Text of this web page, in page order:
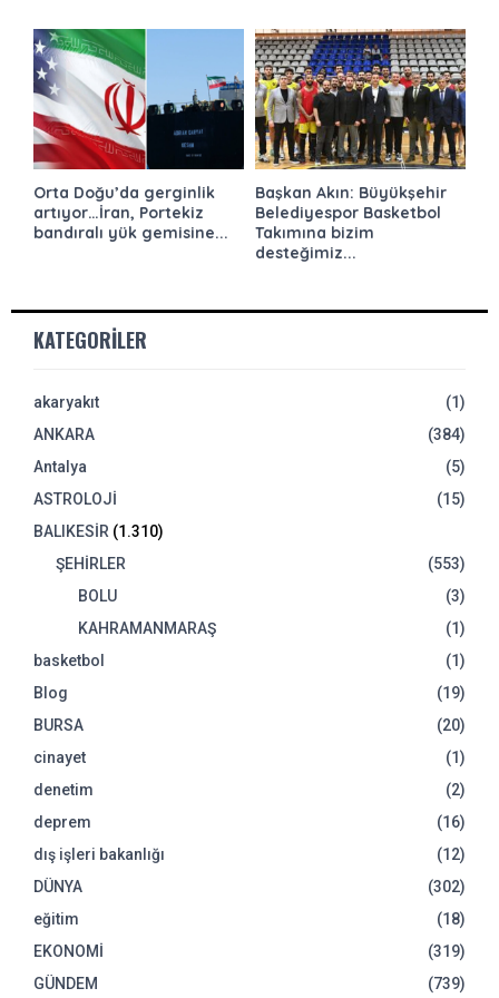
Orta Doğu’da gerginlik
artıyor…İran, Portekiz
bandıralı yük gemisine...
Başkan Akın: Büyükşehir
Belediyespor Basketbol
Takımına bizim
desteğimiz...
KATEGORILER
akaryakıt
(1)
ANKARA
(384)
Antalya
(5)
ASTROLOJİ
(15)
BALIKESİR (1.310)
ŞEHİRLER
(553)
BOLU
(3)
KAHRAMANMARAŞ
(1)
basketbol
(1)
Blog
(19)
BURSA
(20)
cinayet
(1)
denetim
(2)
deprem
(16)
dış işleri bakanlığı
(12)
DÜNYA
(302)
eğitim
(18)
EKONOMİ
(319)
GÜNDEM
(739)